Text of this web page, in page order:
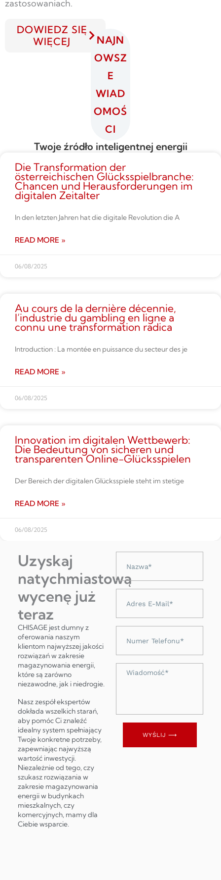
zastosowaniach.
DOWIEDZ SIĘ
WIĘCEJ
NAJN
OWSZ
E
WIAD
OMOŚ
CI
Twoje źródło inteligentnej energii
Die Transformation der
österreichischen Glücksspielbranche:
Chancen und Herausforderungen im
digitalen Zeitalter
In den letzten Jahren hat die digitale Revolution die A
READ MORE »
06/08/2025
Au cours de la dernière décennie,
l’industrie du gambling en ligne a
connu une transformation radica
Introduction : La montée en puissance du secteur des je
READ MORE »
06/08/2025
Innovation im digitalen Wettbe­werb:
Die Bedeutung von sicheren und
transparenten Online-Glücksspielen
Der Bereich der digitalen Glücksspiele steht im stetige
READ MORE »
06/08/2025
Uzyskaj
natychmiastową
wycenę już
teraz
CHISAGE jest dumny z
oferowania naszym
klientom najwyższej jakości
rozwiązań w zakresie
magazynowania energii,
które są zarówno
niezawodne, jak i niedrogie.
Nasz zespół ekspertów
dokłada wszelkich starań,
aby pomóc Ci znaleźć
idealny system spełniający
Twoje konkretne potrzeby,
zapewniając najwyższą
wartość inwestycji.
Niezależnie od tego, czy
szukasz rozwiązania w
zakresie magazynowania
energii w budynkach
mieszkalnych, czy
komercyjnych, mamy dla
Ciebie wsparcie.
telefonu
WYŚLIJ ⟶